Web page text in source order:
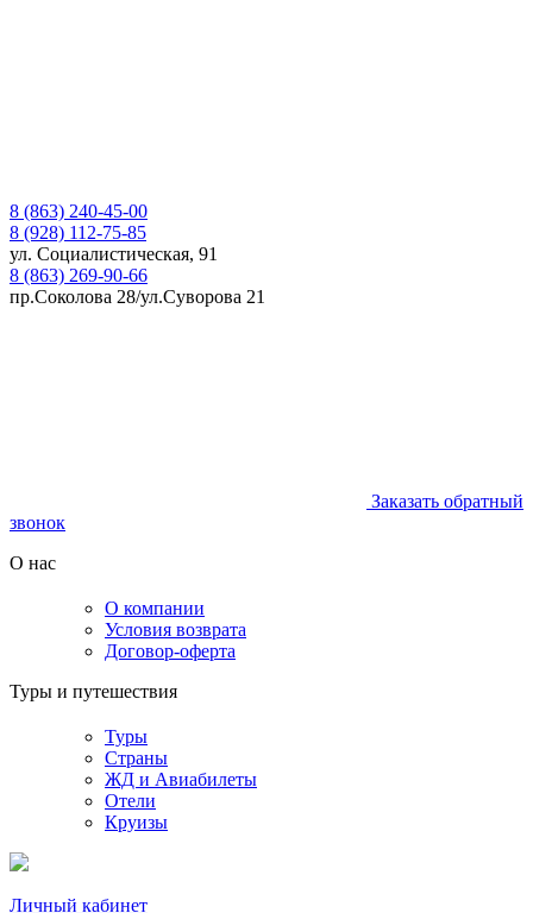
8 (863) 240-45-00
8 (928) 112-75-85
ул. Социалистическая, 91
8 (863) 269-90-66
пр.Соколова 28/ул.Суворова 21
Заказать обратный
звонок
О нас
О компании
Условия возврата
Договор-оферта
Туры и путешествия
Туры
Страны
ЖД и Авиабилеты
Отели
Круизы
Личный кабинет